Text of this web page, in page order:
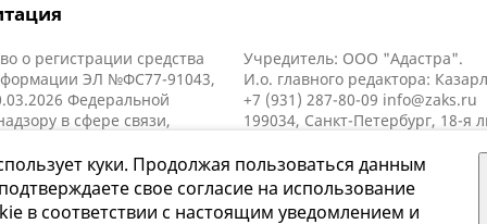
о регистрации средства
ЭЛ №ФС77-91043,
Федеральной
в сфере связи,
(Роскомнадзор).
Учредитель: ООО "Адастра".
И.о. главного редактора:
+7 (931) 287-80-09 info@zaks.ru
199034, Санкт-Петербург, 18-я
куки. Продолжая пользоваться данным
свое согласие на использование
в соответствии с настоящим уведомлением и